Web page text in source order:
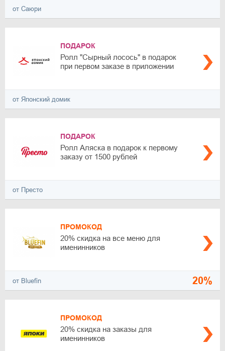
от Саюри
ПОДАРОК
Ролл "Сырный лосось" в подарок
при первом заказе в приложении
от Японский домик
ПОДАРОК
Ролл Аляска в подарок к первому
заказу от 1500 рублей
от Престо
ПРОМОКОД
20% скидка на все меню для
именинников
от Bluefin 20%
ПРОМОКОД
20% скидка на заказы для
именинников